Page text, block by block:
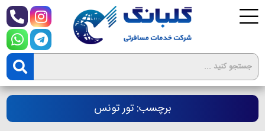
برچسب: تور تونس